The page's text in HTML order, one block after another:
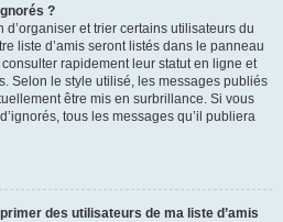
?
et trier certains utilisateurs du
liste d’amis seront listés dans le panneau
rapidement leur statut en ligne et
Selon le style utilisé, les messages publiés
être mis en surbrillance. Si vous
tous les messages qu’il publiera
des utilisateurs de ma liste d’amis